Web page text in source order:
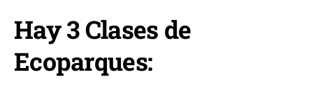
Hay 3 Clases de
Ecoparques: